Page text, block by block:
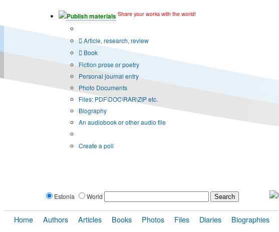
Publish materials Share your works with the world!
Article, research, review
Book
Fiction prose or poetry
Personal journal entry
Photo Documents
Files: PDF\DOC\RAR\ZIP etc.
Biography
An audiobook or other audio file
Create a poll
Estonia World
Home Authors Articles Books Photos Files Diaries Biographies